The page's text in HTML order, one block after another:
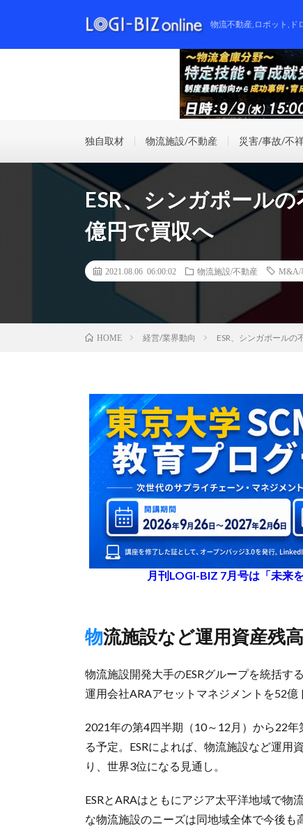
物流不動産,ロボット,ド
独自取材 物流施設/不動産 災害/事故/不
ESR、シンガポール
億円で買収へ
2021.08.06 06:00:02 物流施設/不動産 M&A/
HOME 経営/業界動向 ESR、シンガポール
月刊LOGI-BIZ 7月号は「未来
物流施設など運用資産残
物流施設開発大手のESRグループを統括す
運用会社ARAアセットマネジメントを52億
2021年の第4四半期（10～12月）から22
る予定。ESRによれば、物流施設など運
り、世界3位になる見通し。
ESRとARAはともにアジア太平洋地域で
な物流施設のニーズは同地域全体で今後も